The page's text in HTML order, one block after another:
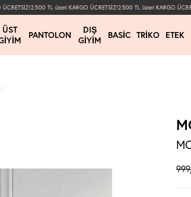
2.500 TL üzeri KARGO ÜCRETSİZ!2.500 TL üzeri KARGO
ÜST
PANTOLON
DIŞ
GIYIM
BASIC TRIKO ETEK